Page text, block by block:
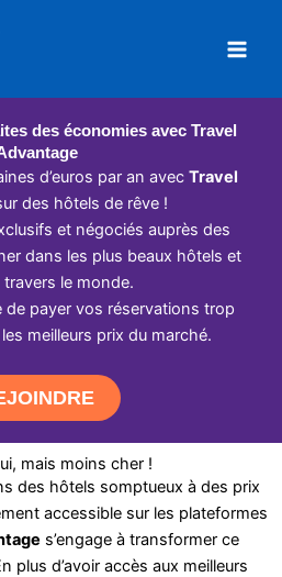
des économies avec Travel
d’euros par an avec Travel
des hôtels de rêve !
et négociés auprès des
dans les plus beaux hôtels et
le monde.
de payer vos réservations trop
meilleurs prix du marché.
mais moins cher !
des hôtels somptueux à des prix
accessible sur les plateformes
s’engage à transformer ce
plus d’avoir accès aux meilleurs